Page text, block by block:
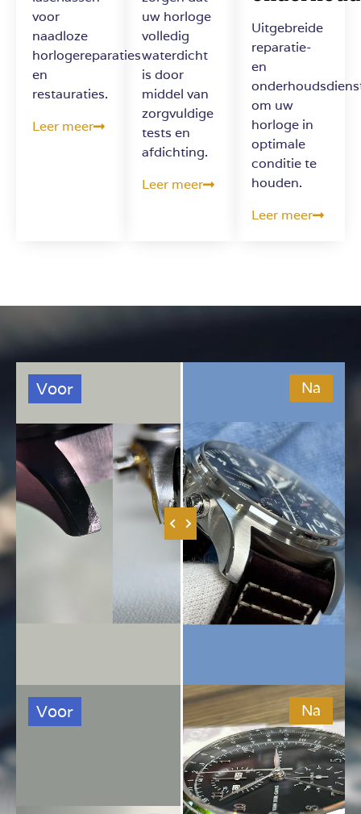
voor
naadloze
horlogereparaties
en
restauraties.
Leer meer
uw horloge
volledig
waterdicht
is door
middel van
zorgvuldige
tests en
afdichting.
Leer meer
Uitgebreide
reparatie-
en
om uw
horloge in
optimale
conditie te
houden.
Leer meer
Voor Na
Voor Na